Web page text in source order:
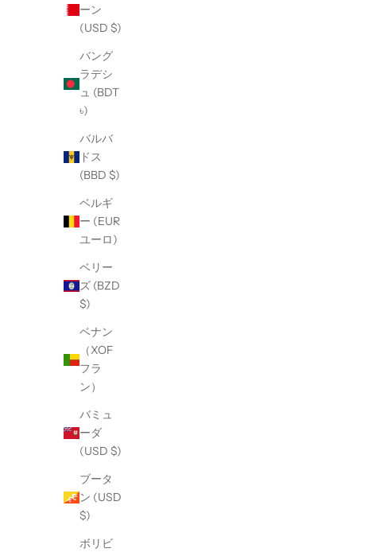
ーン
(USD $)
バング
ラデシ
ュ (BDT
৳)
バルバ
ドス
(BBD $)
ベルギ
ー (EUR
ユーロ)
ベリー
ズ (BZD
$)
ベナン
（XOF
フラ
ン）
バミュ
ーダ
(USD $)
ブータ
ン (USD
$)
ボリビ